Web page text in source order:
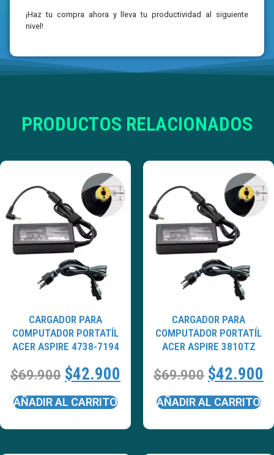
¡Haz tu compra ahora y lleva tu productividad al siguiente
nivel!
PRODUCTOS RELACIONADOS
CARGADOR PARA
COMPUTADOR PORTATÍL
ACER ASPIRE 4738-7194
$69.900 $42.900
AÑADIR AL CARRITO
CARGADOR PARA
COMPUTADOR PORTATÍL
ACER ASPIRE 3810TZ
$69.900 $42.900
AÑADIR AL CARRITO